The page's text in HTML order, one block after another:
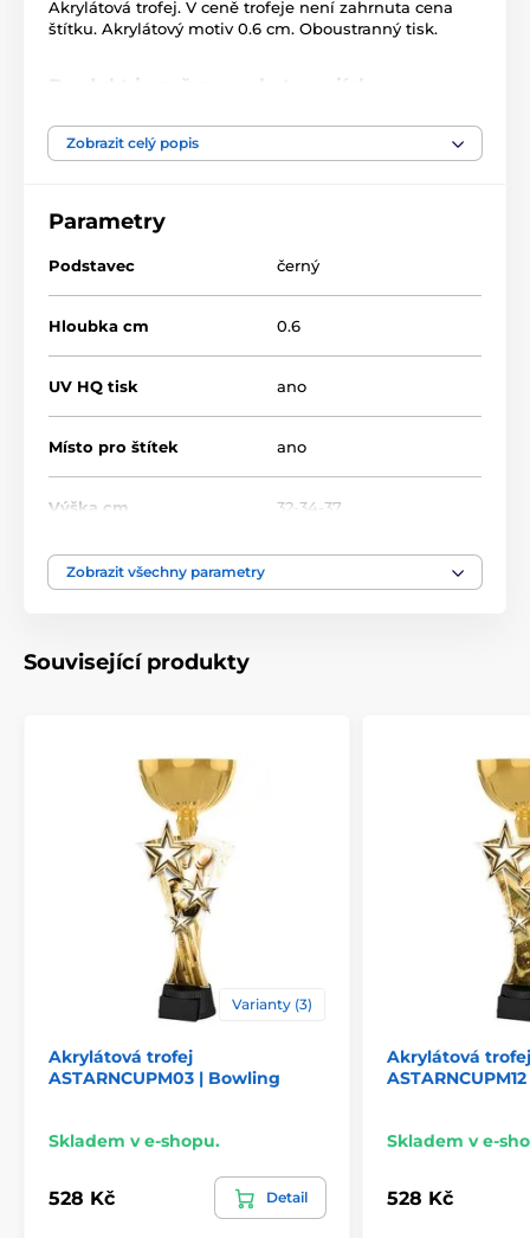
Akrylátová trofej. V ceně trofeje není zahrnuta cena
štítku. Akrylátový motiv 0.6 cm. Oboustranný tisk.
Produkt je zařazen v kategoriích
Bojová umění
Zobrazit celý popis
Parametry
Podstavec černý
Hloubka cm 0.6
UV HQ tisk ano
Místo pro štítek ano
Výška cm 32-34-37
Motiv
Zobrazit všechny parametry
Související produkty
Varianty (3)
Akrylátová trofej
ASTARNCUPM03 | Bowling
Skladem v e-shopu.
528 Kč Detail
Akrylátová trofej
Skladem v e-
528 Kč